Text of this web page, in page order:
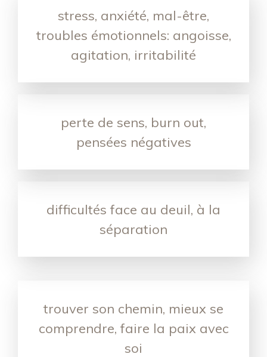
stress, anxiété, mal-être,
troubles émotionnels: angoisse,
agitation, irritabilité
perte de sens, burn out,
pensées négatives
difficultés face au deuil, à la
séparation
trouver son chemin, mieux se
comprendre, faire la paix avec
soi